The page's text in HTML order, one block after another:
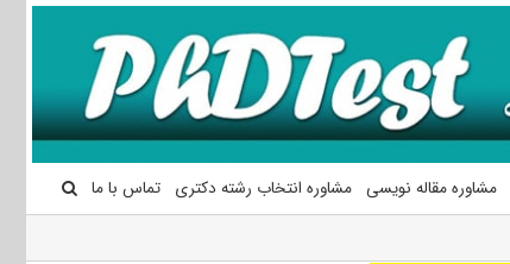
مشاوره مقاله نویسی مشاوره انتخاب رشته دکتری تماس با ما